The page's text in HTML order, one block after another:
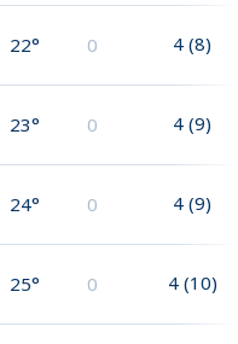
22° 0 4 (8)
23° 0 4 (9)
24° 0 4 (9)
25° 0 4 (10)